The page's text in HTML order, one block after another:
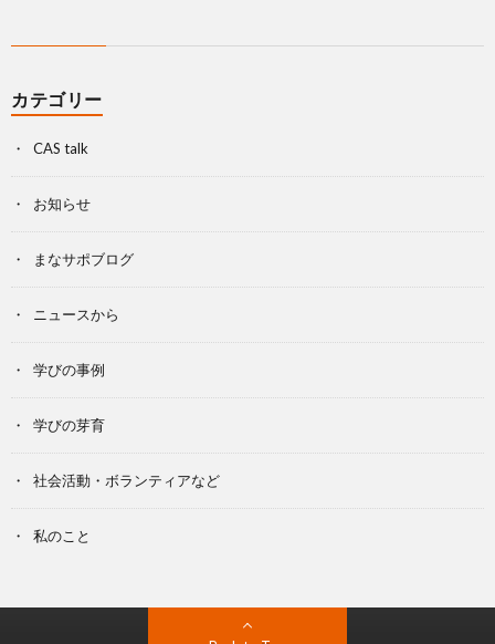
カテゴリー
CAS talk
お知らせ
まなサポブログ
ニュースから
学びの事例
学びの芽育
社会活動・ボランティアなど
私のこと